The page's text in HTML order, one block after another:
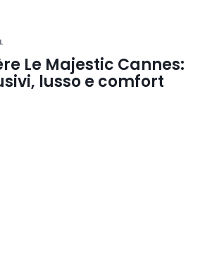
Le Majestic Cannes:
lusso e comfort